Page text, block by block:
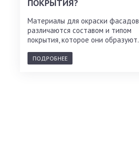
ПОКРЫТИЯ?
Материалы для окраски фасадов
различаются составом и типом
покрытия, которое они образуют.
ПОДРОБНЕЕ